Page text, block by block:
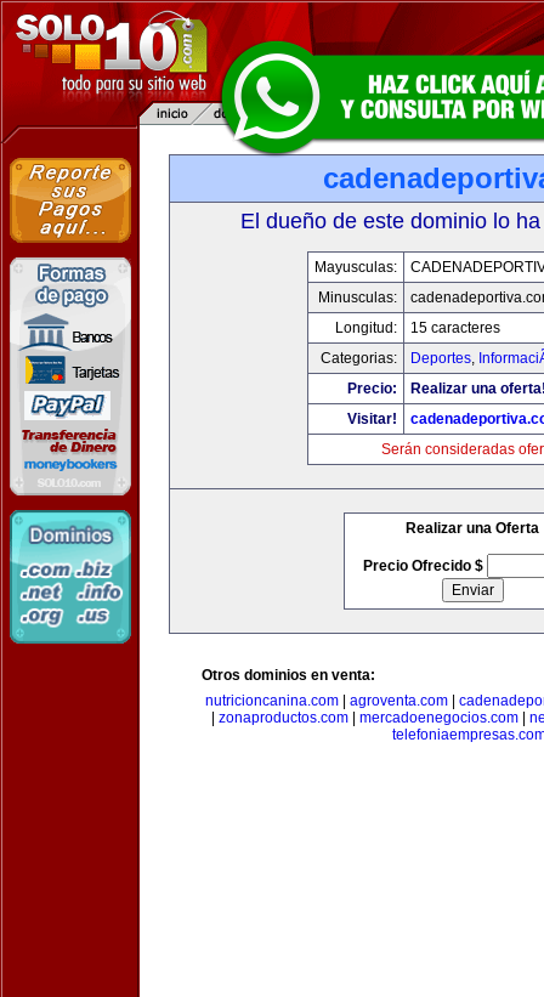
El dueño de este dominio lo
Mayusculas:
Minusculas:
Longitud:
15 caracteres
Categorias:
Deportes,
Precio:
Realizar una
Visitar!
Serán consideradas
Realizar una Oferta
Precio Ofrecido $
Otros dominios en venta:
nutricioncanina.com| agroventa.com|
zonaproductos.com mercadoenegocios.com